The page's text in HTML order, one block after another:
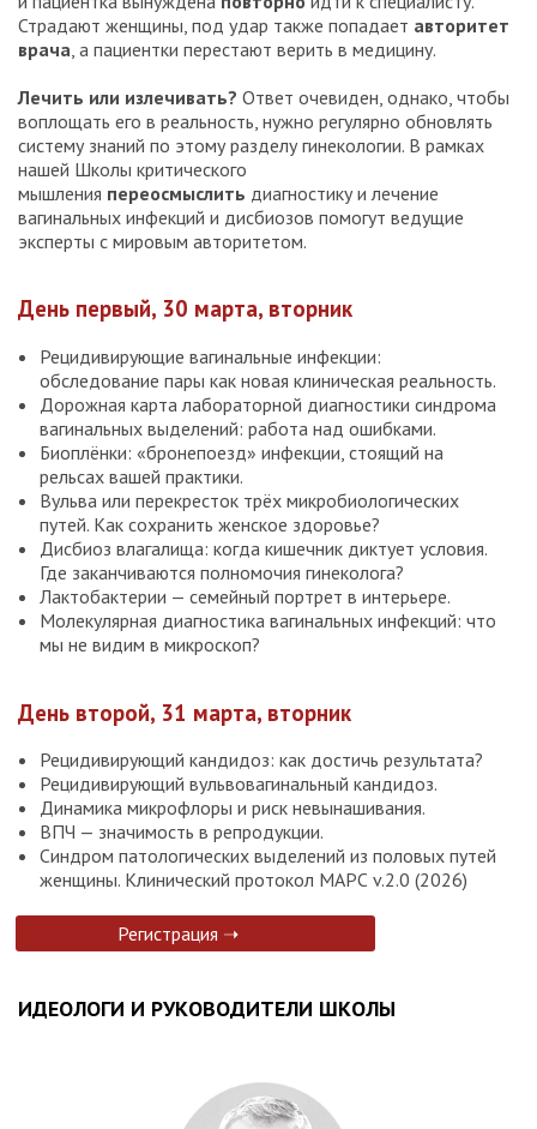
Страдают женщины, под удар также попадает авторитет
врача , а пациентки перестают верить в медицину.
Лечить или излечивать? Ответ очевиден, однако, чтобы
воплощать его в реальность, нужно регулярно обновлять
систему знаний по этому разделу гинекологии. В рамках
нашей Школы критического
мышления переосмыслить диагностику и лечение
вагинальных инфекций и дисбиозов помогут ведущие
эксперты с мировым авторитетом.
День первый, 30 марта, вторник
Рецидивирующие вагинальные инфекции:
обследование пары как новая клиническая реальность.
Дорожная карта лабораторной диагностики синдрома
вагинальных выделений: работа над ошибками.
Биоплёнки: «бронепоезд» инфекции, стоящий на
рельсах вашей практики.
Вульва или перекресток трёх микробиологических
путей. Как сохранить женское здоровье?
Дисбиоз влагалища: когда кишечник диктует условия.
Где заканчиваются полномочия гинеколога?
Лактобактерии — семейный портрет в интерьере.
Молекулярная диагностика вагинальных инфекций: что
мы не видим в микроскоп?
День второй, 31 марта, вторник
Рецидивирующий кандидоз: как достичь результата?
Рецидивирующий вульвовагинальный кандидоз.
Динамика микрофлоры и риск невынашивания.
ВПЧ — значимость в репродукции.
Синдром патологических выделений из половых путей
женщины. Клинический протокол МАРС v.2.0 (2026)
Регистрация ➝
ИДЕОЛОГИ И РУКОВОДИТЕЛИ ШКОЛЫ